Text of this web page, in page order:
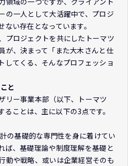
の一人として大活躍中で、プロジ
い存在となっています。
プロジェクトを共にしたトーマツ
が、決まって「また大木さんと仕
してくる、そんなプロフェッショ
と
リー事業本部（以下、トーマツ
ることは、主に以下の3点です。
の基礎的な専門性を身に着けてい
ば、基礎理論や制度理解を基礎と
動や戦略、或いは企業経営そのも